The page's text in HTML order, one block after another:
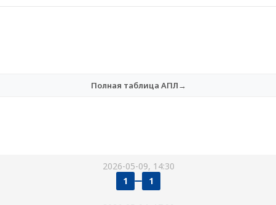
Полная таблица АПЛ→
2026-05-09, 14:30
1 1